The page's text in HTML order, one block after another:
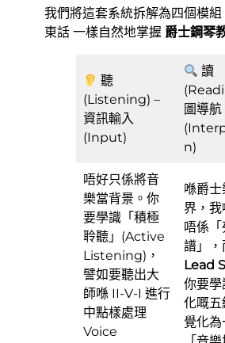
我們將這套系統拆解為四個模
東話 一樣自然地掌握 爵士鋼琴
聽
(Listening) –
資訊輸入
(Input)
讀
圖導航
n)
唔好只係將音
樂當背景。你
要學識「積極
聆聽」(Active
Listening)，
譬如要聽出大
師喺 II-V-I 進行
中點樣處理
Voice
喺爵士
界，
唔係「
譜」，
Lead
你要學
化嘅五
覺化為